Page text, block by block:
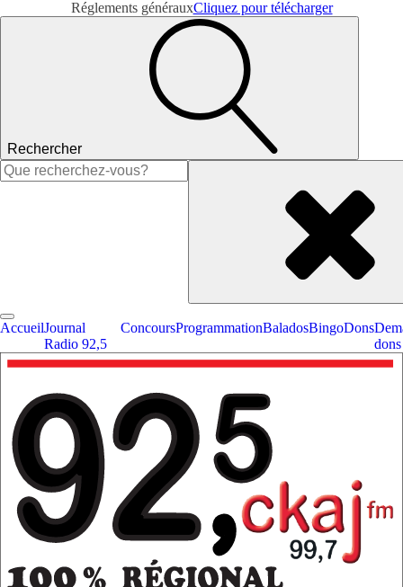
Réglements générauxCliquez pour télécharger
Rechercher
Rechercher :
AccueilJournal
Radio 92,5
ConcoursProgrammationBaladosBingoDons
dons